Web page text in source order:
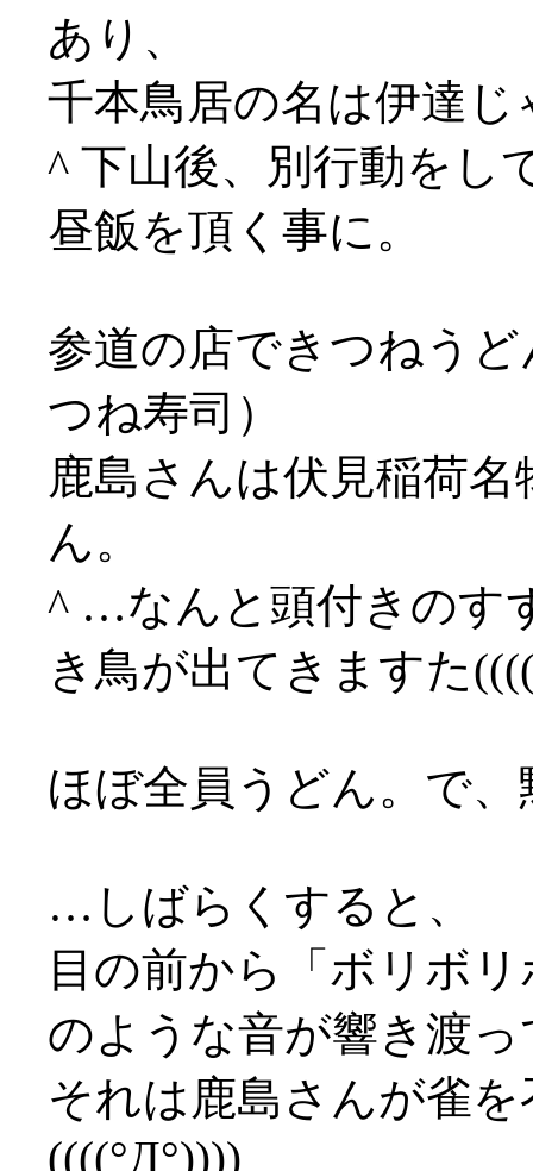
あり、
千本鳥居の名は伊達
^ 下山後、別行動をし
昼飯を頂く事に。
参道の店できつねう
つね寿司）
鹿島さんは伏見稲荷
ん。
^ …なんと頭付きのす
き鳥が出てきますた
ほぼ全員うどん。で
…しばらくすると、
目の前から「ボリボ
のような音が響き渡
それは鹿島さんが雀
((((°Д°))))